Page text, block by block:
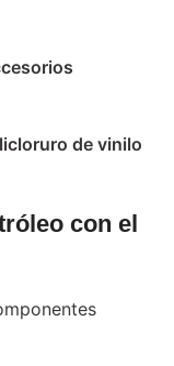
de vinilo
con el